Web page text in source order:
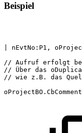
Beispiel
nEvtNo:P1,
// Aufruf erfolgt
//
Über das
// wie z.B. das
oProjectBO.CbComment